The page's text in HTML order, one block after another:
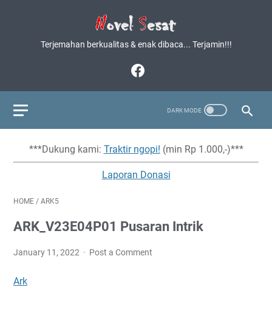
Terjemahan berkualitas & enak dibaca... Terjamin!!!
***Dukung kami: Traktir ngopi! (min Rp 1.000,-)***
Laporan Donasi
HOME / ARK5
ARK_V23E04P01 Pusaran Intrik
January 11, 2022 Post a Comment
Ark